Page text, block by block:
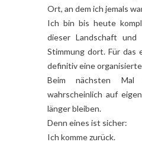
Ort, an dem ich jemals
Ich bin bis heute
dieser Landschaft und
Stimmung dort. Für das
definitiv eine
Beim nächsten
wahrscheinlich auf
länger bleiben.
Denn eines ist sicher:
Ich komme zurück.